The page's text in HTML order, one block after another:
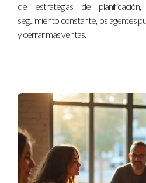
Soy Ignacio Valenzuela, un
Florida. Mi experiencia me
para cualquier consulta o
de estrategias de
seguimiento constante, los agentes
y cerrar más ventas.